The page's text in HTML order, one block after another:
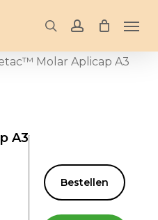
searchaccount
Molar Aplicap A3
A3
Bestellen